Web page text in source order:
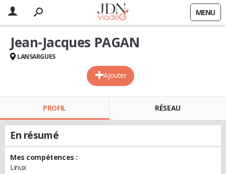
MENU
Ajouter
Jean-Jacques PAGAN
LANSARGUES
PROFIL RÉSEAU
En résumé
Mes compétences :
Linux